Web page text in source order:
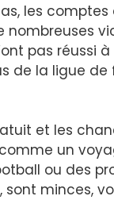
les comptes
nombreuses
pas réussi
de la ligue de
et les
un
ou des
sont minces,